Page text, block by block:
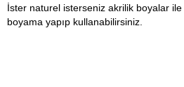
İster naturel isterseniz akrilik boyalar
boyama yapıp kullanabilirsiniz.